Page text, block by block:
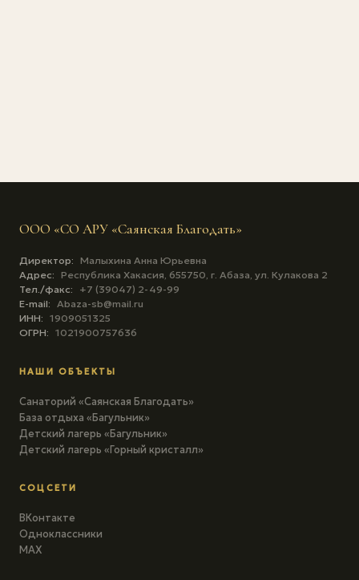
ООО «СО АРУ «Саянская Благодать»
Директор: Малыхина Анна Юрьевна
Адрес: Республика Хакасия, 655750, г. Абаза, ул. Кулакова 2
Тел./факс:
+7 (39047) 2-49-99
E-mail:
Abaza-sb@mail.ru
ИНН: 1909051325
ОГРН: 1021900757636
НАШИ ОБЪЕКТЫ
Санаторий «Саянская Благодать»
База отдыха «Багульник»
Детский лагерь «Багульник»
Детский лагерь «Горный кристалл»
СОЦСЕТИ
ВКонтакте
Одноклассники
MAX